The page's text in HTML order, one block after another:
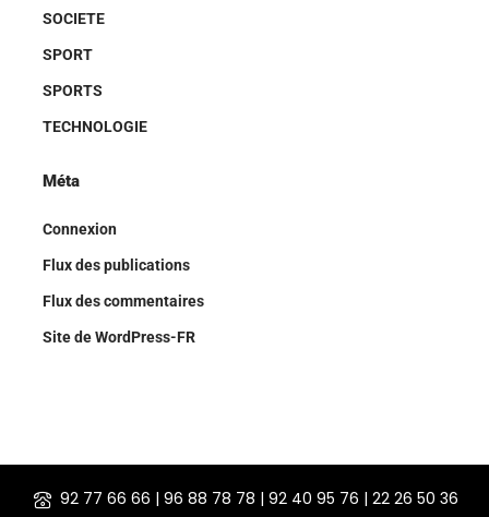
SOCIETE
SPORT
SPORTS
TECHNOLOGIE
Méta
Connexion
Flux des publications
Flux des commentaires
Site de WordPress-FR
92 77 66 66 | 96 88 78 78 | 92 40 95 76 | 22 26 50 36